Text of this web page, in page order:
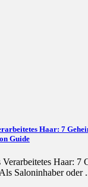
Haar: 7
Guide
Haar: 7
Saloninhaber oder